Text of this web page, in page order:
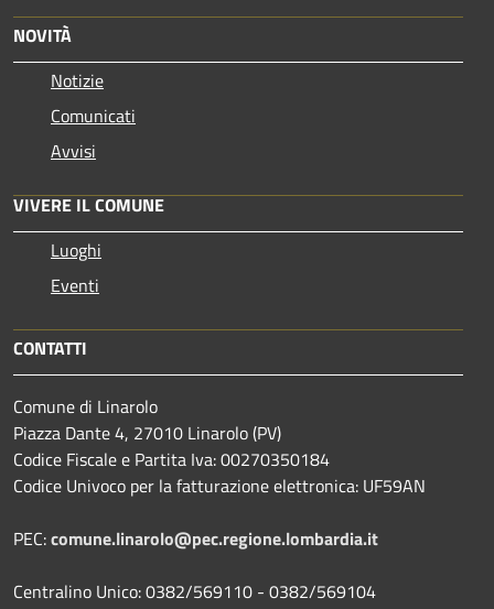
NOVITÀ
Notizie
Comunicati
Avvisi
VIVERE IL COMUNE
Luoghi
Eventi
CONTATTI
Comune di Linarolo
Piazza Dante 4, 27010 Linarolo (PV)
Codice Fiscale e Partita Iva: 00270350184
Codice Univoco per la fatturazione elettronica: UF59AN
PEC:comune.linarolo@pec.regione.lombardia.it
Centralino Unico: 0382/569110 - 0382/569104